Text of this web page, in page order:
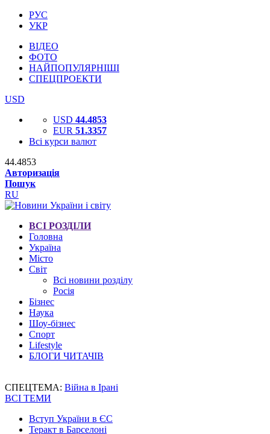
РУС
УКР
ВІДЕО
ФОТО
НАЙПОПУЛЯРНІШІ
СПЕЦПРОЕКТИ
USD
USD 44.4853
EUR 51.3357
Всі курси валют
44.4853
Авторизація
Пошук
RU
ВСІ РОЗДІЛИ
Головна
Україна
Місто
Світ
Всі новини розділу
Росія
Бізнес
Наука
Шоу-бізнес
Спорт
Lifestyle
БЛОГИ ЧИТАЧІВ
СПЕЦТЕМА: Війна в Ірані
ВСІ ТЕМИ
Вступ України в ЄС
Теракт в Барселоні